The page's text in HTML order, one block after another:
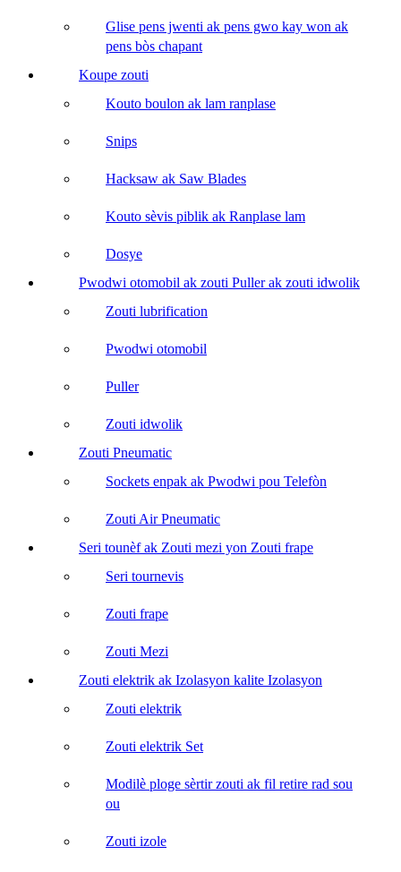
Glise pens jwenti ak pens gwo kay won ak
pens bòs chapant
Koupe zouti
Kouto boulon ak lam ranplase
Snips
Hacksaw ak Saw Blades
Kouto sèvis piblik ak Ranplase lam
Dosye
Pwodwi otomobil ak zouti Puller ak zouti idwolik
Zouti lubrification
Pwodwi otomobil
Puller
Zouti idwolik
Zouti Pneumatic
Sockets enpak ak Pwodwi pou Telefòn
Zouti Air Pneumatic
Seri tounèf ak Zouti mezi yon Zouti frape
Seri tournevis
Zouti frape
Zouti Mezi
Zouti elektrik ak Izolasyon kalite Izolasyon
Zouti elektrik
Zouti elektrik Set
Modilè ploge sèrtir zouti ak fil retire rad sou
ou
Zouti izole